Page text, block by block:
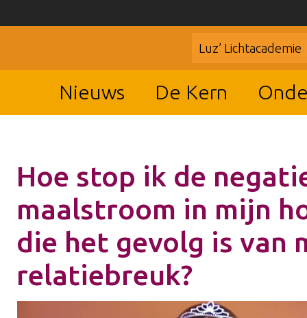
Luz’ Lichtacademie
Nieuws De Kern
Hoe stop ik de
maalstroom in mijn
die het gevolg is van
relatiebreuk?